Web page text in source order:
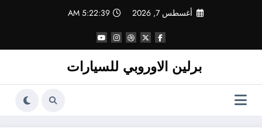
أغسطس 7, 2026 5:22:39 AM
برلين الاوروبي للسيارات